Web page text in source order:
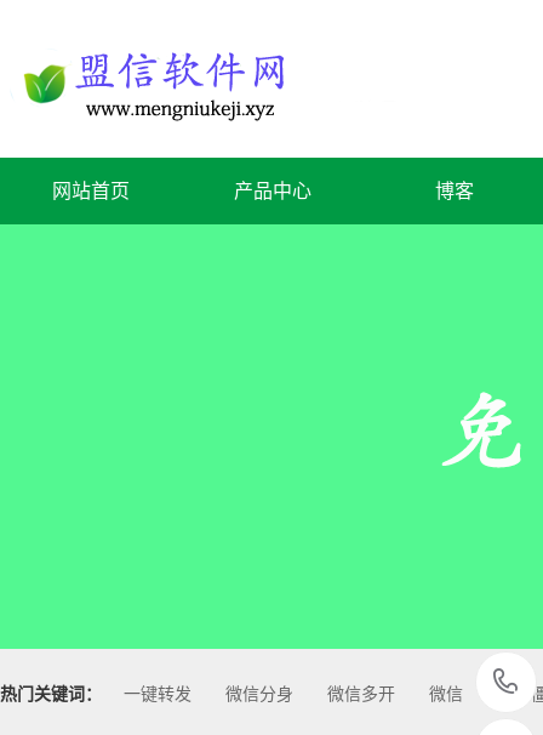
网站首页 产品中心 博客
热门关键词： 一键转发 微信分身 微信多开 微信 清理